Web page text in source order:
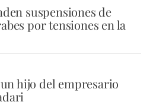
suspensiones de
por tensiones en la
hijo del empresario